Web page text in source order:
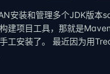
安装和管理多个JDK版
建项目工具，那就是
工安装了。 最近因为用